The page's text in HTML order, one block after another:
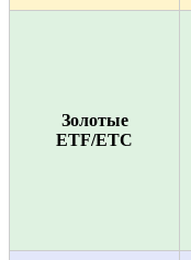
Золотые
ETF/ETC